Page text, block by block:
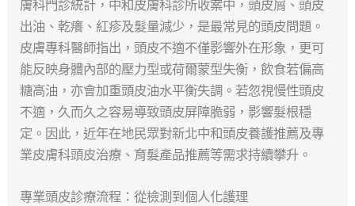
膚科門診統計，中和皮膚科診所收案中，頭皮屑、頭皮
出油、乾癢、紅疹及髮量減少，是最常見的頭皮問題。
皮膚專科醫師指出，頭皮不適不僅影響外在形象，更可
能反映身體內部的壓力型或荷爾蒙型失衡，飲食若偏高
糖高油，亦會加重頭皮油水平衡失調。若忽視慢性頭皮
不適，久而久之容易導致頭皮屏障脆弱，影響髮根穩
定。因此，近年在地民眾對新北中和頭皮養護推薦及專
業皮膚科頭皮治療、育髮產品推薦等需求持續攀升。
專業頭皮診療流程：從檢測到個人化護理